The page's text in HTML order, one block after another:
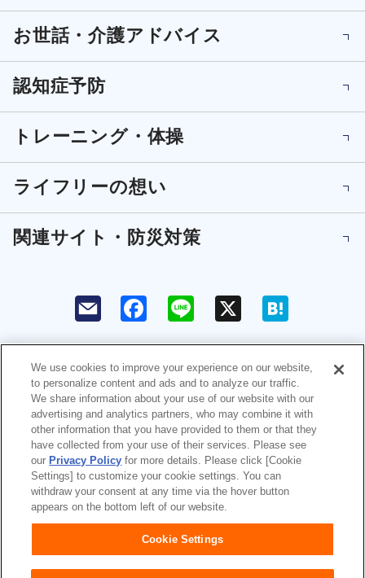
お世話・介護アドバイス
認知症予防
トレーニング・体操
ライフリーの想い
関連サイト・防災対策
e
o
o
e
e
a
ユニ・チャームHOME お問い合わせ
ウェブサイト利用規約 プライバシーポリシー
公式アカウント コミュニティガ
イドライン
障がいの表記について
Japan
We use cookies to improve your experience on our website,
to personalize content and ads and to analyze our traffic.
We share information about your use of our website with our
advertising and analytics partners, who may combine it with
other information that you have provided to them or that they
have collected from your use of their services. Please see
our Privacy Policy for more details. Please click [Cookie
Settings] to customize your cookie settings. You can
withdraw your consent at any time via the hover button
appears on the bottom left of our website.
Cookie Settings